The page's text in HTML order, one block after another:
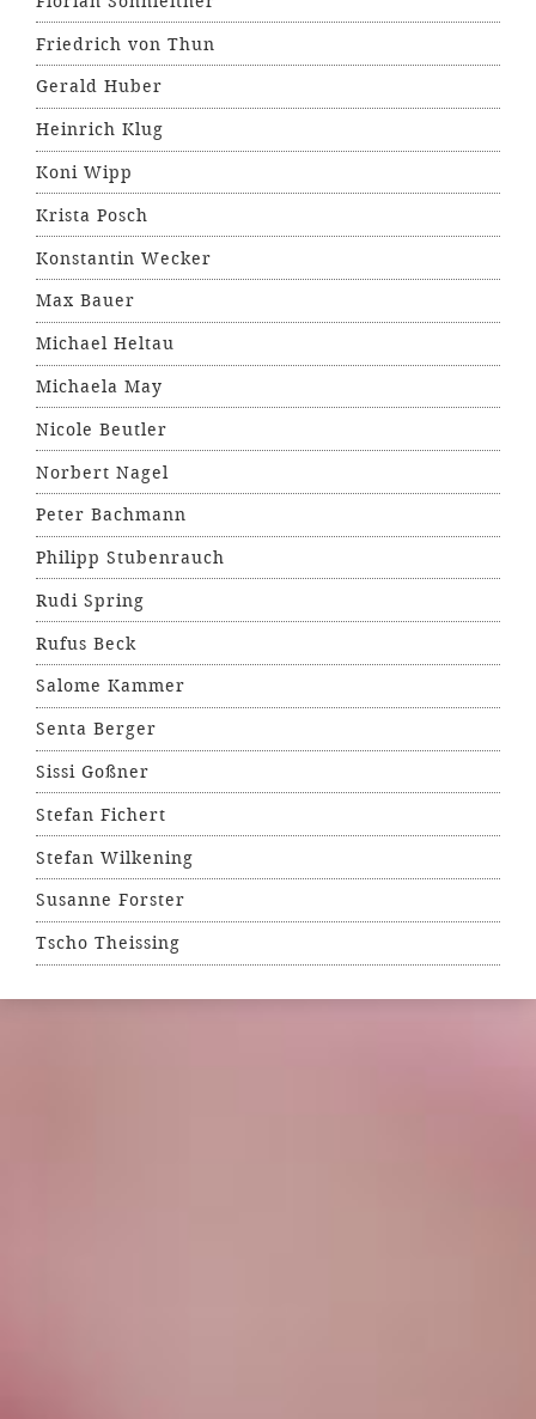
Friedrich von Thun
Gerald Huber
Heinrich Klug
Koni Wipp
Krista Posch
Konstantin Wecker
Max Bauer
Michael Heltau
Michaela May
Nicole Beutler
Norbert Nagel
Peter Bachmann
Philipp Stubenrauch
Rudi Spring
Rufus Beck
Salome Kammer
Senta Berger
Sissi Goßner
Stefan Fichert
Stefan Wilkening
Susanne Forster
Tscho Theissing